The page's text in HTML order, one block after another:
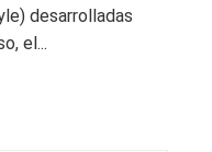
desarrolladas
el...